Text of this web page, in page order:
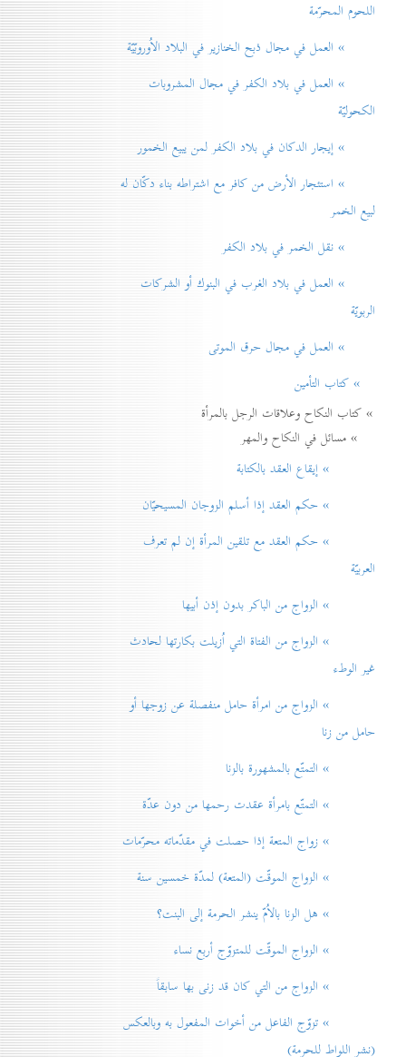
اللحوم المحرّمة
» العمل في مجال ذبح الخنازير في البلاد الاُوروبّيّة
» العمل في بلاد الكفر في مجال المشروبات
الكحوليّة
» إيجار الدكان في بلاد الكفر لمن يبيع الخمور
» استئجار الأرض من كافر مع اشتراطه بناء دكّان له
لبيع الخمر
» نقل الخمر في بلاد الكفر
» العمل في بلاد الغرب في البنوك أو الشركات
الربويّة
» العمل في مجال حرق الموتی
» كتاب التأمين
» كتاب النكاح وعلاقات الرجل بالمرأة
» مسائل في النكاح والمهر
» إيقاع العقد بالكتابة
» حكم العقد إذا أسلم الزوجان المسيحيّان
» حكم العقد مع تلقين المرأة إن لم تعرف
العربيّة
» الزواج من الباكر بدون إذن أبيها
» الزواج من الفتاة التي اُزيلت بكارتها لحادث
غير الوطء
» الزواج من امرأة حامل منفصلة عن زوجها أو
حامل من زنا
» التمتّع بالمشهورة بالزنا
» التمتّع بامرأة عقدت رحمها من دون عدّة
» زواج المتعة إذا حصلت في مقدّماته محرّمات
» الزواج الموقّت (المتعة) لمدّة خمسين سنة
» هل الزنا بالاُمّ ينشر الحرمة إلی البنت؟
» الزواج الموقّت للمتزوّج أربع نساء
» الزواج من التي كان قد زنی بها سابقاً
» تزوّج الفاعل من أخوات المفعول به وبالعكس
(نشر اللواط للحرمة)